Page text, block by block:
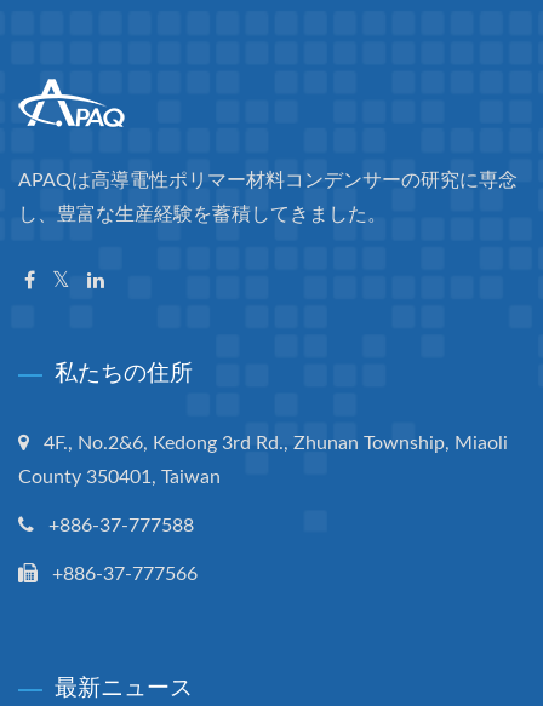
APAQは高導電性ポリマー材料コンデンサーの研究に専念
し、豊富な生産経験を蓄積してきました。
私たちの住所
4F., No.2&6, Kedong 3rd Rd., Zhunan Township, Miaoli
County 350401, Taiwan
+886-37-777588
+886-37-777566
最新ニュース